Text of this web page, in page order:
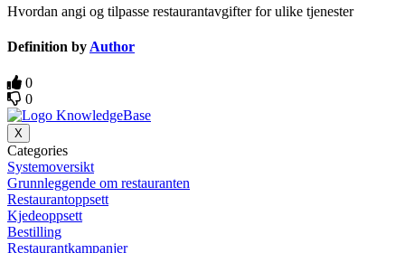
Hvordan angi og tilpasse restaurantavgifter for ulike tjenester
Definition by Author
0
0
X
Categories
Systemoversikt
Grunnleggende om restauranten
Restaurantoppsett
Kjedeoppsett
Bestilling
Restaurantkampanjer